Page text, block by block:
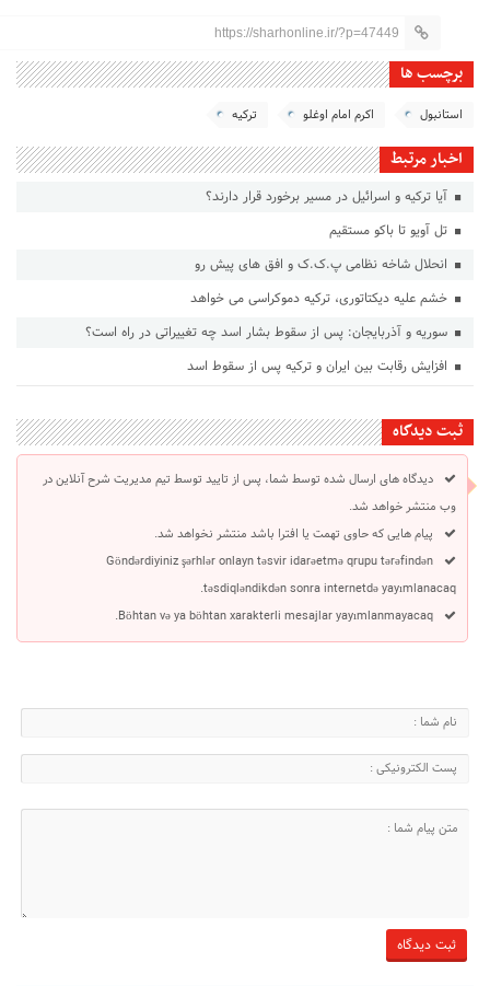
https://sharhonline.ir/?p=47449
برچسب ها
استانبول اکرم امام اوغلو ترکیه
اخبار مرتبط
آیا ترکیه و اسرائیل در مسیر برخورد قرار دارند؟
تل آویو تا باکو مستقیم
انحلال شاخه نظامی پ.ک.ک و افق های پیش رو
خشم علیه دیکتاتوری، ترکیه دموکراسی می خواهد
سوریه و آذربایجان: پس از سقوط بشار اسد چه تغییراتی در راه است؟
افزایش رقابت بین ایران و ترکیه پس از سقوط اسد
ثبت دیدگاه
دیدگاه های ارسال شده توسط شما، پس از تایید توسط تیم مدیریت شرح آنلاین در
وب منتشر خواهد شد.
پیام هایی که حاوی تهمت یا افترا باشد منتشر نخواهد شد.
Göndərdiyiniz şərhlər onlayn təsvir idarəetmə qrupu tərəfindən
təsdiqləndikdən sonra internetdə yayımlanacaq.
Böhtan və ya böhtan xarakterli mesajlar yayımlanmayacaq.